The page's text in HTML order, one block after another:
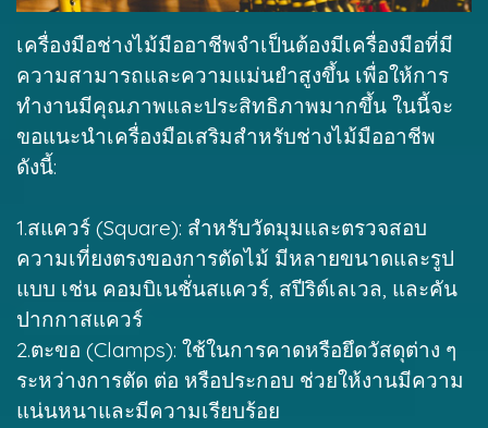
เครื่องมือช่างไม้มืออาชีพจำเป็นต้องมีเครื่องมือที่มี
ความสามารถและความแม่นยำสูงขึ้น เพื่อให้การ
ทำงานมีคุณภาพและประสิทธิภาพมากขึ้น ในนี้จะ
ขอแนะนำเครื่องมือเสริมสำหรับช่างไม้มืออาชีพ
ดังนี้:
1.สแควร์ (Square): สำหรับวัดมุมและตรวจสอบ
ความเที่ยงตรงของการตัดไม้ มีหลายขนาดและรูป
แบบ เช่น คอมบิเนชั่นสแควร์, สปีริต์เลเวล, และคัน
ปากกาสแควร์
2.ตะขอ (Clamps): ใช้ในการคาดหรือยึดวัสดุต่าง ๆ
ระหว่างการตัด ต่อ หรือประกอบ ช่วยให้งานมีความ
แน่นหนาและมีความเรียบร้อย